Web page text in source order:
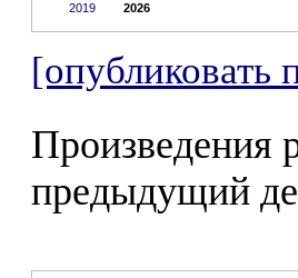
2019
2026
[опубликовать
Произведения
предыдущий